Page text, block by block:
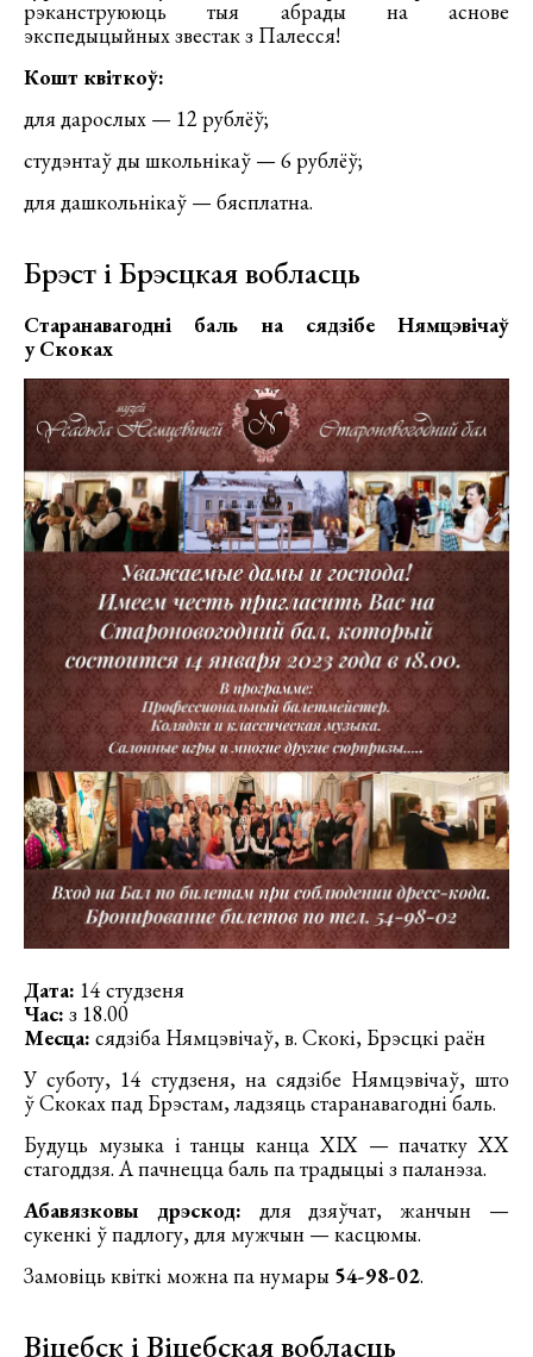
рэканструююць тыя абрады на аснове
экспедыцыйных звестак з Палесся!
Кошт квіткоў:
для дарослых — 12 рублёў;
студэнтаў ды школьнікаў — 6 рублёў;
для дашкольнікаў — бясплатна.
Брэст і Брэсцкая вобласць
Старанавагодні баль на сядзібе Нямцэвічаў
у Скоках
Дата: 14 студзеня
Час: з 18.00
Месца: сядзіба Нямцэвічаў, в. Скокі, Брэсцкі раён
У суботу, 14 студзеня, на сядзібе Нямцэвічаў, што
ў Скоках пад Брэстам, ладзяць старанавагодні баль.
Будуць музыка і танцы канца XIX — пачатку ХХ
стагоддзя. А пачнецца баль па традыцыі з паланэза.
Абавязковы дрэскод: для дзяўчат, жанчын —
сукенкі ў падлогу, для мужчын — касцюмы.
Замовіць квіткі можна па нумары 54-98-02.
Віцебск і Віцебская вобласць